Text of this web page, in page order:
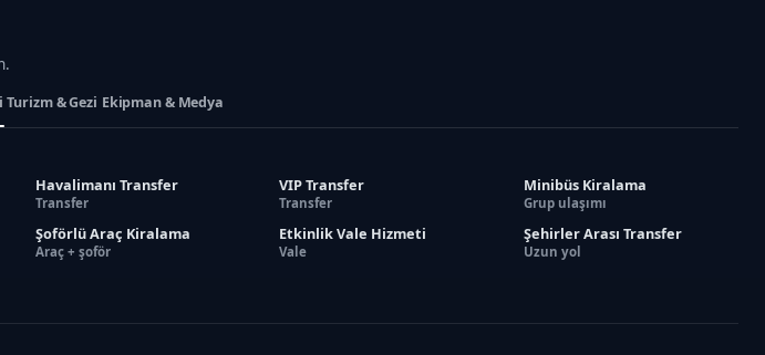
Turizm & Gezi Ekipman & Medya
Havalimanı Transfer
Transfer
VIP Transfer
Transfer
Minibüs Kiralama
Grup ulaşımı
Şoförlü Araç Kiralama
Araç + şoför
Etkinlik Vale Hizmeti
Vale
Şehirler Arası Transfer
Uzun yol